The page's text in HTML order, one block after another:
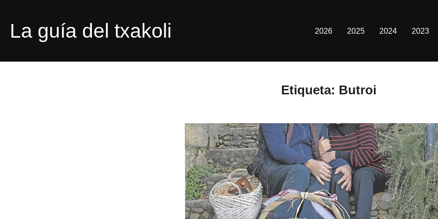
contenido
La guía del txakoli 2026 2025 2024 2023
Etiqueta: Butroi